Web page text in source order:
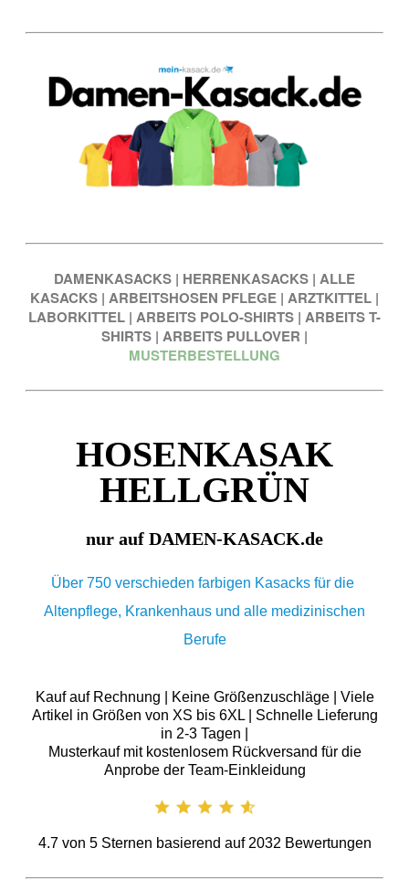
DAMENKASACKS | HERRENKASACKS | ALLE
KASACKS | ARBEITSHOSEN PFLEGE | ARZTKITTEL |
LABORKITTEL | ARBEITS POLO-SHIRTS | ARBEITS T-
SHIRTS | ARBEITS PULLOVER |
MUSTERBESTELLUNG
HOSENKASAK
HELLGRÜN
nur auf DAMEN-KASACK.de
Über 750 verschieden farbigen Kasacks für die
Altenpflege, Krankenhaus und alle medizinischen
Berufe
Kauf auf Rechnung | Keine Größenzuschläge | Viele
Artikel in Größen von XS bis 6XL | Schnelle Lieferung
in 2-3 Tagen |
Musterkauf mit kostenlosem Rückversand für die
Anprobe der Team-Einkleidung
4.7von 5Sternen basierend auf 2032 Bewertungen